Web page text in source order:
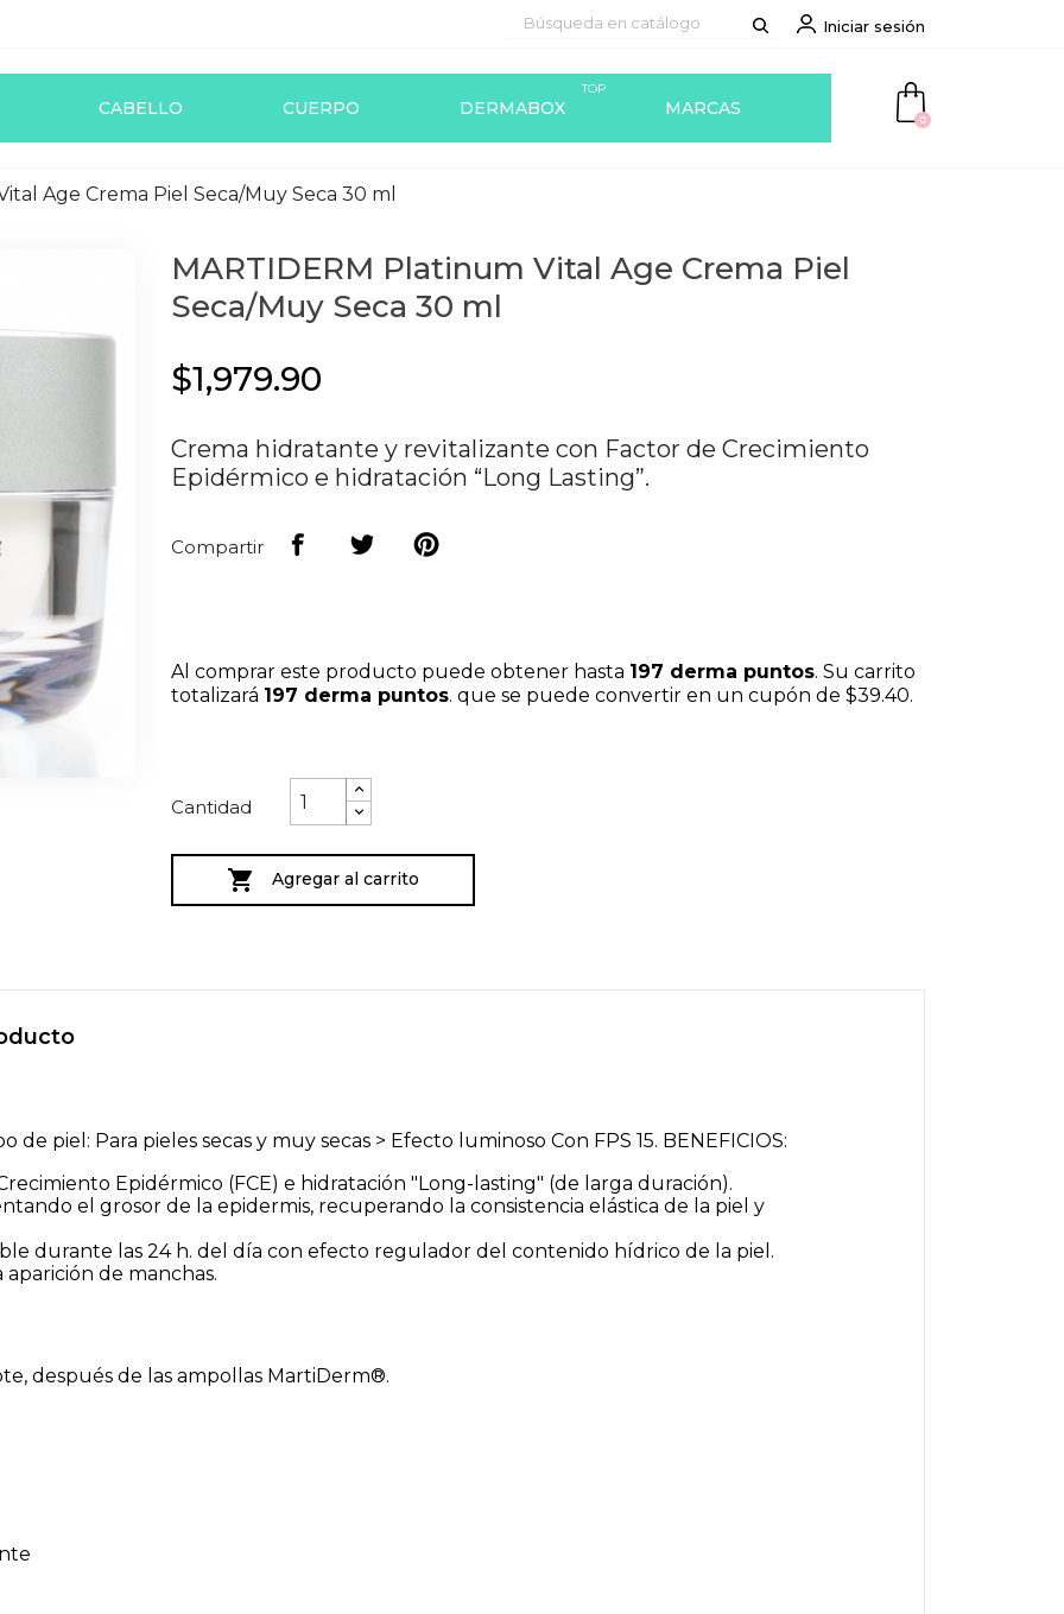
Iniciar sesión
CABELLO CUERPO DERMABOX
TOP
MARCAS
0
Age Crema Piel Seca/Muy Seca 30 ml
MARTIDERM Platinum Vital Age Crema Piel
Seca/Muy Seca 30 ml
$1,979.90
Crema hidratante y revitalizante con Factor de Crecimiento
Epidérmico e hidratación “Long Lasting”.
Compartir
Al comprar este producto puede obtener hasta 197 derma puntos. Su carrito
totalizará 197 derma puntos. que se puede convertir en un cupón de $39.40.
Cantidad
 Agregar al carrito
de piel: Para pieles secas y muy secas > Efecto luminoso Con FPS 15. BENEFICIOS:
Epidérmico (FCE) e hidratación "Long-lasting" (de larga duración).
el grosor de la epidermis, recuperando la consistencia elástica de la piel y
durante las 24 h. del día con efecto regulador del contenido hídrico de la piel.
de manchas.
después de las ampollas MartiDerm®.